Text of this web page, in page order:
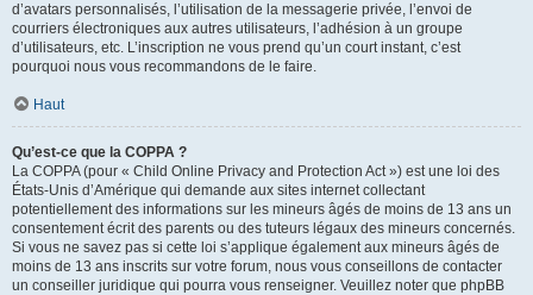
d’avatars personnalisés, l’utilisation de la messagerie privée, l’envoi de
courriers électroniques aux autres utilisateurs, l’adhésion à un groupe
d’utilisateurs, etc. L’inscription ne vous prend qu’un court instant, c’est
pourquoi nous vous recommandons de le faire.
Haut
Qu’est-ce que la COPPA ?
La COPPA (pour « Child Online Privacy and Protection Act ») est une loi des
États-Unis d’Amérique qui demande aux sites internet collectant
potentiellement des informations sur les mineurs âgés de moins de 13 ans un
consentement écrit des parents ou des tuteurs légaux des mineurs concernés.
Si vous ne savez pas si cette loi s’applique également aux mineurs âgés de
moins de 13 ans inscrits sur votre forum, nous vous conseillons de contacter
un conseiller juridique qui pourra vous renseigner. Veuillez noter que phpBB